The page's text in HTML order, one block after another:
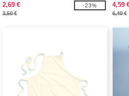
2,69 €
3,50 €
-23%
4,59
6,40 €